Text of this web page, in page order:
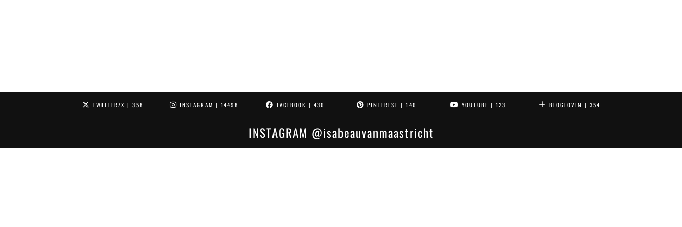
TWITTER/X | 358 INSTAGRAM | 14498 FACEBOOK | 436 PINTEREST | 146 YOUTUBE | 123 BLOGLOVIN | 354
INSTAGRAM @isabeauvanmaastricht